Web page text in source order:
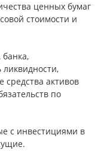
ценных бумаг
стоимости и
ликвидности,
активов
по
с инвестициями в